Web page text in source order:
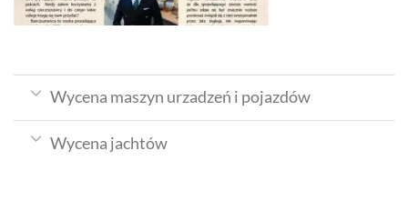
Wycena maszyn urzadzeń i pojazdów
Wycena jachtów